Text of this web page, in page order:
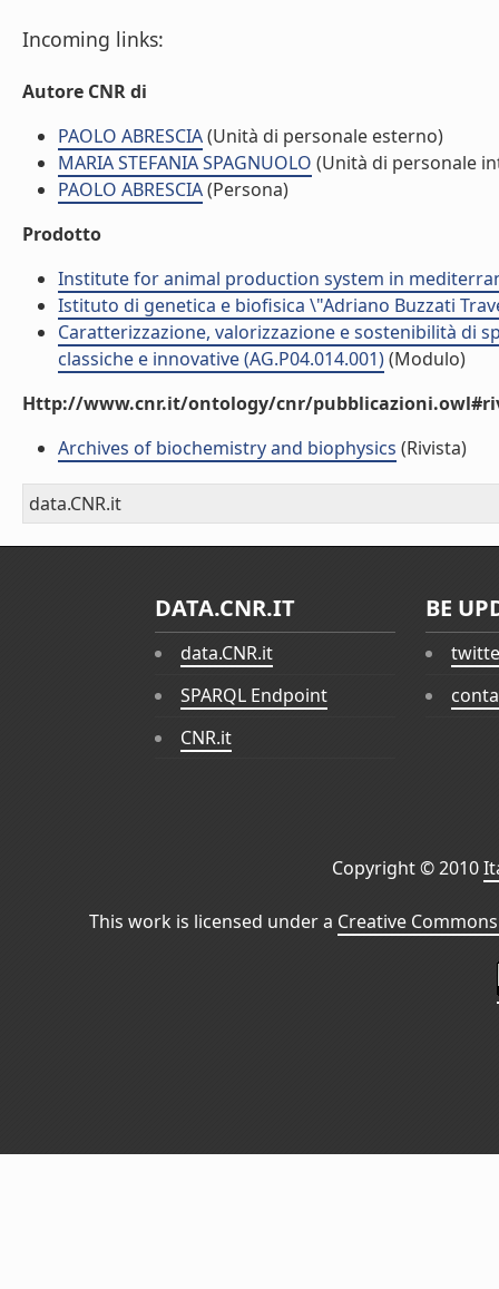
Incoming links:
Autore CNR di
PAOLO ABRESCIA(Unità di personale esterno)
MARIA STEFANIA SPAGNUOLO (Unità di personale
PAOLO ABRESCIA(Persona)
Prodotto
Institute for animal production system in
Istituto di genetica e biofisica \"Adriano Buzzati
Caratterizzazione, valorizzazione e sostenibilità di
classiche e innovative (AG.P04.014.001)(Modulo)
Http://www.cnr.it/ontology/cnr/
Archives of biochemistry and biophysics (Rivista)
data.CNR.it
DATA.CNR.IT
data.CNR.it
SPARQL Endpoint
CNR.it
BE
Copyright © 2010
This work is licensed under a Creative